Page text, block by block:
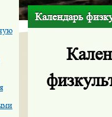
Календарь